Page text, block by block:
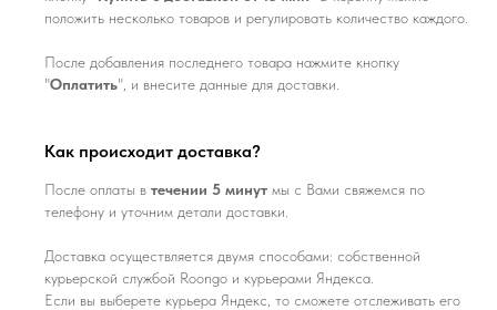
положить несколько товаров и регулировать количество каждого.
После добавления последнего товара нажмите кнопку
"Оплатить", и внесите данные для доставки.
Как происходит доставка?
После оплаты в течении 5 минут мы с Вами свяжемся по
телефону и уточним детали доставки.
Доставка осуществляется двумя способами: собственной
курьерской службой Roongo и курьерами Яндекса.
Если вы выберете курьера Яндекс, то сможете отслеживать его